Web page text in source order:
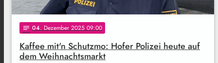
notes 04. Dezember 2025 09:00
Kaffee mit'n Schutzmo: Hofer Polizei heute auf
dem Weihnachtsmarkt